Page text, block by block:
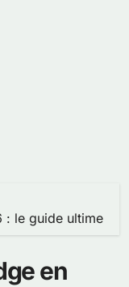
: le guide ultime
en